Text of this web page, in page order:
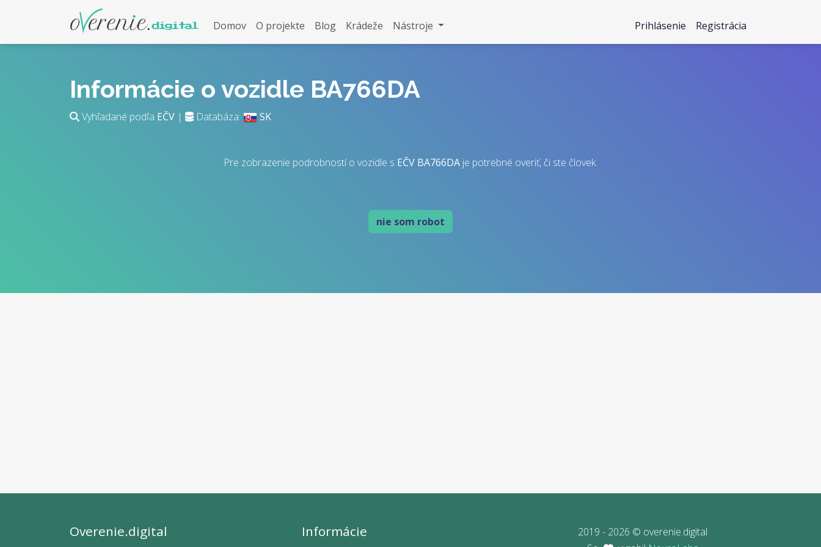
Domov O projekte Blog Krádeže Nástroje Prihlásenie Registrácia
Informácie o vozidle BA766DA
Vyhľadané podľa EČV | Databáza: SK
Pre zobrazenie podrobností o vozidle s EČV BA766DA je potrebné overiť, či ste človek.
nie som robot
Overenie.digital Informácie
2019 - 2026 © overenie.digital